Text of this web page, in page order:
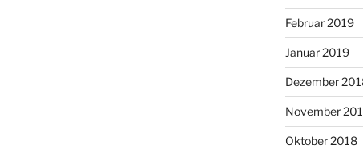
Februar 2019
Januar 2019
Dezember
November
Oktober 2018